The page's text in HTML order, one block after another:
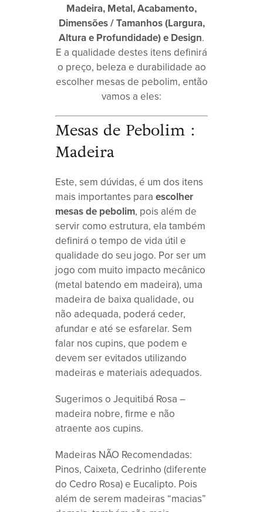
Madeira, Metal, Acabamento,
Dimensões / Tamanhos (Largura,
Altura e Profundidade) e Design.
E a qualidade destes itens definirá
o preço, beleza e durabilidade ao
escolher mesas de pebolim, então
vamos a eles:
Mesas de Pebolim :
Madeira
Este, sem dúvidas, é um dos itens
mais importantes para escolher
mesas de pebolim, pois além de
servir como estrutura, ela também
definirá o tempo de vida útil e
qualidade do seu jogo. Por ser um
jogo com muito impacto mecânico
(metal batendo em madeira), uma
madeira de baixa qualidade, ou
não adequada, poderá ceder,
afundar e até se esfarelar. Sem
falar nos cupins, que podem e
devem ser evitados utilizando
madeiras e materiais adequados.
Sugerimos o Jequitibá Rosa –
madeira nobre, firme e não
atraente aos cupins.
Madeiras NÃO Recomendadas:
Pinos, Caixeta, Cedrinho (diferente
do Cedro Rosa) e Eucalipto. Pois
além de serem madeiras “macias”